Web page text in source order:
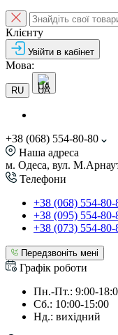
Клієнту
Увійти в кабінет
Мова:
RU UA
+38 (068) 554-80-80
Наша адреса
м. Одеса, вул.
Телефони
+38 (068) 554-80-
+38 (095) 554-80-
+38 (073) 554-
Передзвоніть мені
Графік роботи
Пн.-Пт.: 9:00-
Сб.: 10:00-15:00
Нд.: вихідний